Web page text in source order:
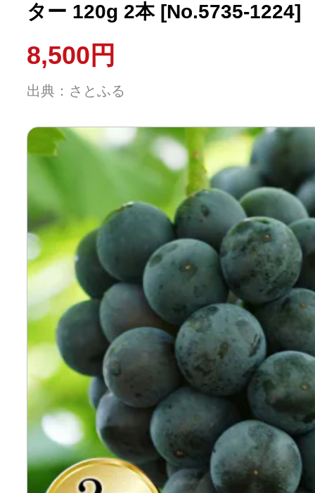
ター 120g 2本 [No.5735-1224]
8,500円
出典：さとふる